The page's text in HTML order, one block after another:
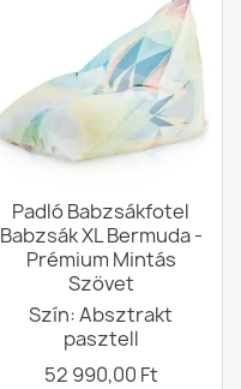
Padló Babzsákfotel
Babzsák XL Bermuda -
Prémium Mintás
Szövet
Szín: Absztrakt
pasztell
52 990,00 Ft